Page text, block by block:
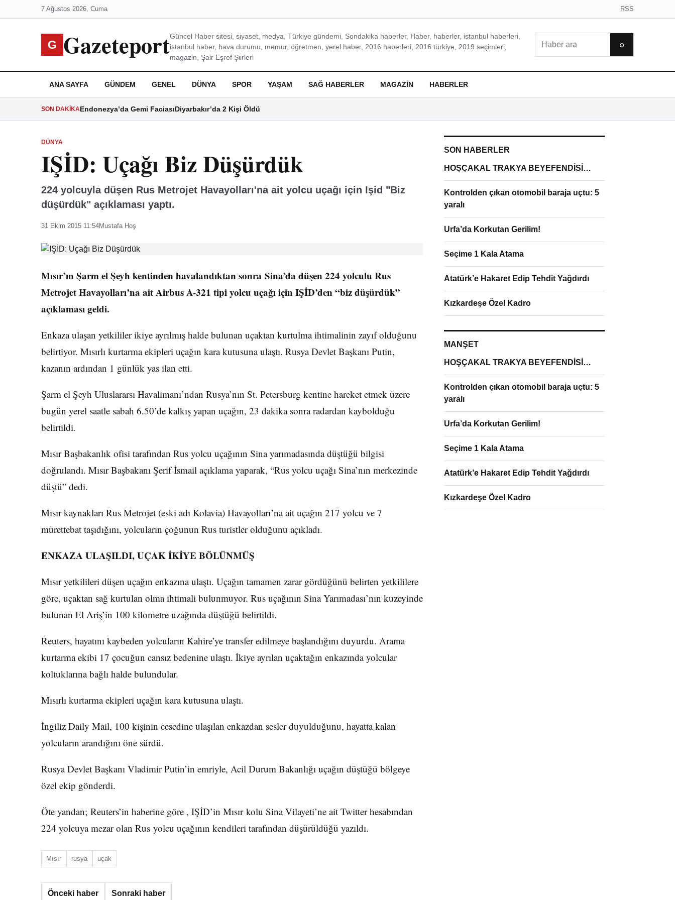
7 Ağustos 2026, Cuma RSS
G GazeteportGüncel Haber sitesi, siyaset, medya, Türkiye gündemi, Sondakika haberler, Haber, haberler, istanbul haberleri,
istanbul haber, hava durumu, memur, öğretmen, yerel haber, 2016 haberleri, 2016 türkiye, 2019 seçimleri,
magazin, Şair Eşref Şiirleri
⌕
ANA SAYFA GÜNDEM GENEL DÜNYA SPOR YAŞAM SAĞ HABERLER MAGAZIN HABERLER
SON DAKIKAEndonezya’da Gemi FaciasıDiyarbakır’da 2 Kişi Öldü
DÜNYA
IŞİD: Uçağı Biz Düşürdük
224 yolcuyla düşen Rus Metrojet Havayolları'na ait yolcu uçağı için Işid "Biz
düşürdük" açıklaması yaptı.
31 Ekim 2015 11:54Mustafa Hoş
Mısır’ın Şarm el Şeyh kentinden havalandıktan sonra Sina’da düşen 224 yolculu Rus
Metrojet Havayolları’na ait Airbus A-321 tipi yolcu uçağı için IŞİD’den “biz düşürdük”
açıklaması geldi.
Enkaza ulaşan yetkililer ikiye ayrılmış halde bulunan uçaktan kurtulma ihtimalinin zayıf olduğunu
belirtiyor. Mısırlı kurtarma ekipleri uçağın kara kutusuna ulaştı. Rusya Devlet Başkanı Putin,
kazanın ardından 1 günlük yas ilan etti.
Şarm el Şeyh Uluslararsı Havalimanı’ndan Rusya’nın St. Petersburg kentine hareket etmek üzere
bugün yerel saatle sabah 6.50’de kalkış yapan uçağın, 23 dakika sonra radardan kaybolduğu
belirtildi.
Mısır Başbakanlık ofisi tarafından Rus yolcu uçağının Sina yarımadasında düştüğü bilgisi
doğrulandı. Mısır Başbakanı Şerif İsmail açıklama yaparak, “Rus yolcu uçağı Sina’nın merkezinde
düştü” dedi.
Mısır kaynakları Rus Metrojet (eski adı Kolavia) Havayolları’na ait uçağın 217 yolcu ve 7
mürettebat taşıdığını, yolcuların çoğunun Rus turistler olduğunu açıkladı.
ENKAZA ULAŞILDI, UÇAK İKİYE BÖLÜNMÜŞ
Mısır yetkilileri düşen uçağın enkazına ulaştı. Uçağın tamamen zarar gördüğünü belirten yetkililere
göre, uçaktan sağ kurtulan olma ihtimali bulunmuyor. Rus uçağının Sina Yarımadası’nın kuzeyinde
bulunan El Ariş’in 100 kilometre uzağında düştüğü belirtildi.
Reuters, hayatını kaybeden yolcuların Kahire’ye transfer edilmeye başlandığını duyurdu. Arama
kurtarma ekibi 17 çocuğun cansız bedenine ulaştı. İkiye ayrılan uçaktağın enkazında yolcular
koltuklarına bağlı halde bulundular.
Mısırlı kurtarma ekipleri uçağın kara kutusuna ulaştı.
İngiliz Daily Mail, 100 kişinin cesedine ulaşılan enkazdan sesler duyulduğunu, hayatta kalan
yolcuların arandığını öne sürdü.
Rusya Devlet Başkanı Vladimir Putin’in emriyle, Acil Durum Bakanlığı uçağın düştüğü bölgeye
özel ekip gönderdi.
Öte yandan; Reuters’in haberine göre , IŞİD’in Mısır kolu Sina Vilayeti’ne ait Twitter hesabından
224 yolcuya mezar olan Rus yolcu uçağının kendileri tarafından düşürüldüğü yazıldı.
Mısır rusya uçak
Önceki haber Sonraki haber
SON HABERLER
HOŞÇAKAL TRAKYA BEYEFENDİSİ…
Kontrolden çıkan otomobil baraja uçtu: 5
yaralı
Urfa’da Korkutan Gerilim!
Seçime 1 Kala Atama
Atatürk’e Hakaret Edip Tehdit Yağdırdı
Kızkardeşe Özel Kadro
MANŞET
HOŞÇAKAL TRAKYA BEYEFENDİSİ…
Kontrolden çıkan otomobil baraja uçtu: 5
yaralı
Urfa’da Korkutan Gerilim!
Seçime 1 Kala Atama
Atatürk’e Hakaret Edip Tehdit Yağdırdı
Kızkardeşe Özel Kadro